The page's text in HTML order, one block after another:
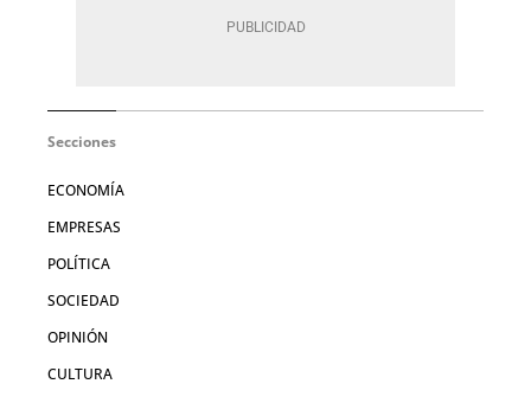
Secciones
ECONOMÍA
EMPRESAS
POLÍTICA
SOCIEDAD
OPINIÓN
CULTURA